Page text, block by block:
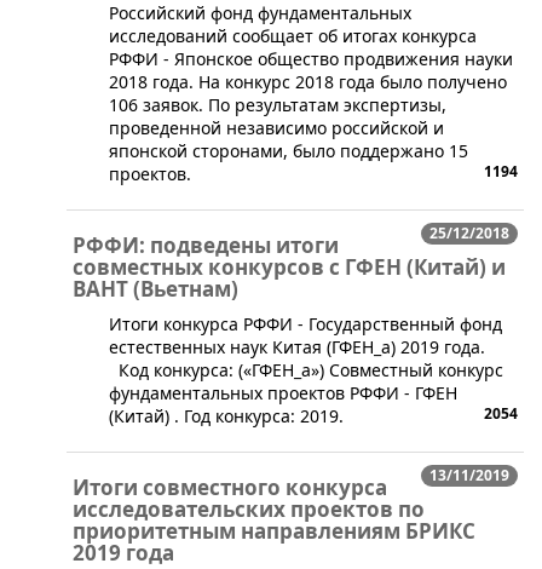
Российский фонд фундаментальных
исследований сообщает об итогах конкурса
РФФИ - Японское общество продвижения науки
2018 года. На конкурс 2018 года было получено
106 заявок. По результатам экспертизы,
проведенной независимо российской и
японской сторонами, было поддержано 15
проектов.
1194
25/12/2018
РФФИ: подведены итоги
совместных конкурсов с ГФЕН (Китай) и
ВАНТ (Вьетнам)
​Итоги конкурса РФФИ - Государственный фонд
естественных наук Китая (ГФЕН_а) 2019 года.
Код конкурса: («ГФЕН_а») Совместный конкурс
фундаментальных проектов РФФИ - ГФЕН
(Китай) . Год конкурса: 2019.
2054
13/11/2019
Итоги совместного конкурса
исследовательских проектов по
приоритетным направлениям БРИКС
2019 года